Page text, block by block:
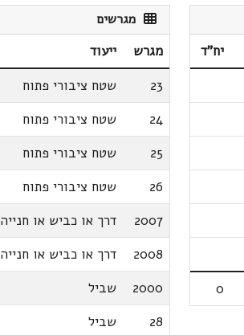
יח"ד
0
מגרשים
מגרש ייעוד
23
שטח ציבורי פתוח
24
שטח ציבורי פתוח
25
שטח ציבורי פתוח
26
שטח ציבורי פתוח
2007
דרך או כביש או חנייה
2008
דרך או כביש או חנייה
2000
שביל
28
שביל